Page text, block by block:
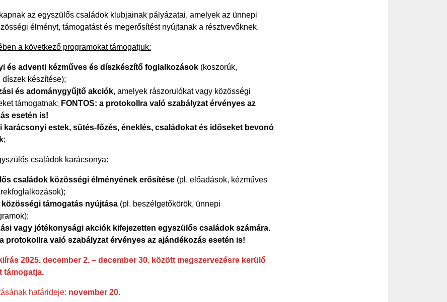
az egyszülős családok klubjainak pályázatai, amelyek az ünnepi
élményt, támogatást és megerősítést nyújtanak a résztvevőknek.
a következő programokat támogatjuk:
és adventi kézműves és díszkészítő foglalkozások (koszorúk,
készítése);
és adománygyűjtő akciók, amelyek rászorulókat vagy közösségi
támogatnak; FONTOS: a protokollra való szabályzat érvényes az
esetén is!
karácsonyi estek, sütés-főzés, éneklés, családokat és időseket bevonó
;
családok karácsonya:
családok közösségi élményének erősítése (pl. előadások, kézműves
közösségi támogatás nyújtása (pl. beszélgetőkörök, ünnepi
vagy jótékonysági akciók kifejezetten egyszülős családok számára.
a protokollra való szabályzat érvényes az ajándékozás esetén is!
2025. december 2. – december 30. között megszervezésre kerülő
támogatja.
határideje: november 20.